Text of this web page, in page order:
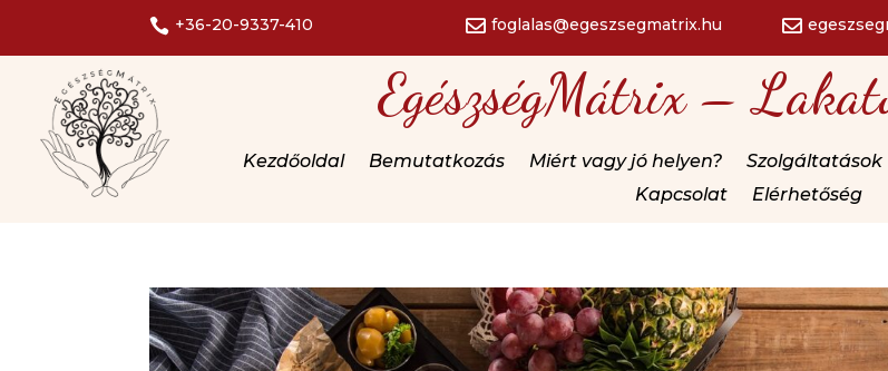
 +36-20-9337-410  foglalas@egeszsegmatrix.hu 
EgészségMátrix –
Kezdőoldal Bemutatkozás Miért vagy jó helyen? Szolgáltatások
Kapcsolat
Elérhetőség